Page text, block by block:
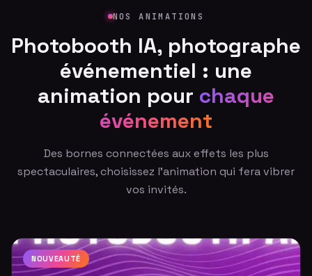
Make Up For Ever
Nestenn
NOS ANIMATIONS
Photobooth IA, photographe
événementiel : une
animation pour chaque
événement
Des bornes connectées aux effets les plus
spectaculaires, choisissez l'animation qui fera vibrer
vos invités.
NOUVEAUTÉ